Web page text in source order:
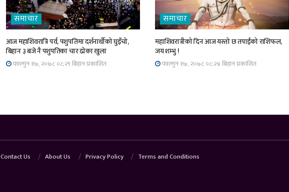
समाचार
आज महाशिवरात्रि पर्व, पशुपतिमा दर्शनार्थीको घुइँचो,
बिहान ३ बजे नै पशुपतिका चार ढोका खुला
फाल्गुन १७, २०७८ ०८;२९ बिहान प्रकाशित
समाचार
महाशिवरात्रीको दिन आज यस्तो छ तपाईंको राशिफल,
जय शम्भु !
फाल्गुन १७, २०७८ ०८;२४ बिहान प्रकाशित
Contact Us About Us Privacy Policy Terms and Conditions